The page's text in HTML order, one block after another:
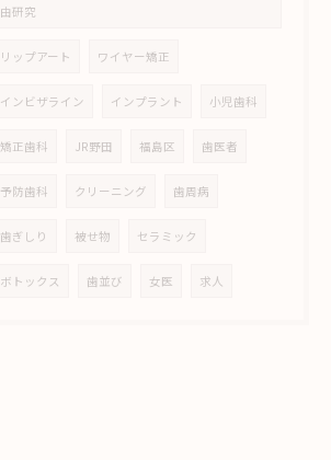
由研究
リップアート ワイヤー矯正
インビザライン インプラント 小児歯科
矯正歯科 JR野田 福島区 歯医者
予防歯科 クリーニング 歯周病
歯ぎしり 被せ物 セラミック
ボトックス 歯並び 女医 求人